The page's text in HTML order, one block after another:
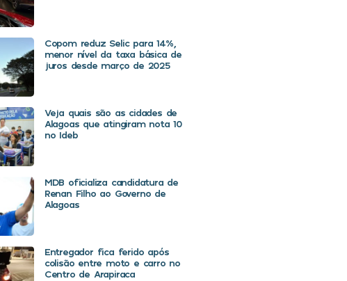
Copom reduz Selic para 14%,
menor nível da taxa básica de
juros desde março de 2025
Veja quais são as cidades de
Alagoas que atingiram nota 10
no Ideb
MDB oficializa candidatura de
Renan Filho ao Governo de
Alagoas
Entregador fica ferido após
colisão entre moto e carro no
Centro de Arapiraca